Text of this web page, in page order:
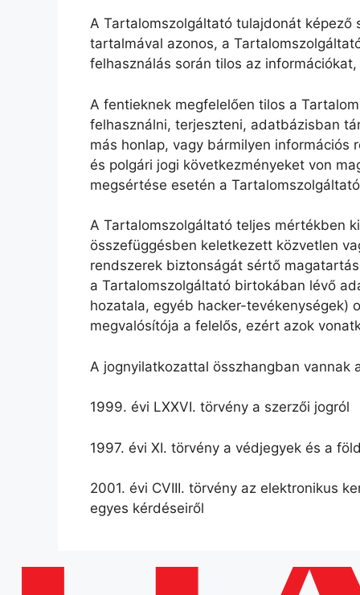
A Tartalomszolgáltató tulajdonát képező
tartalmával azonos, a
felhasználás során tilos az
A fentieknek megfelelően tilos a
felhasználni, terjeszteni, adatbázisban
más honlap, vagy bármilyen információs
és polgári jogi következményeket von
megsértése esetén a
A Tartalomszolgáltató teljes mértékben
összefüggésben keletkezett közvetlen
rendszerek biztonságát sértő
a Tartalomszolgáltató birtokában lévő
hozatala, egyéb hacker-tevékenységek)
megvalósítója a felelős, ezért azok
A jognyilatkozattal összhangban vannak
1999. évi LXXVI. törvény a szerzői jogról
1997. évi XI. törvény a védjegyek és a
2001. évi CVIII. törvény az elektronikus
egyes kérdéseiről